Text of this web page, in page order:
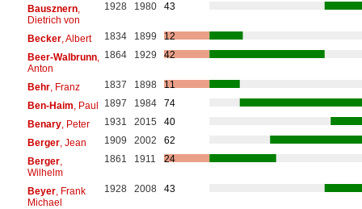
Bausznern,
Dietrich von
1928 1980 43
Becker, Albert 1834 1899
12
Beer-Walbrunn,
Anton
1864 1929 42
Behr, Franz 1837 1898
11
Ben-Haim , Paul 1897 1984
74
Benary, Peter 1931 2015
40
Berger, Jean 1909 2002
62
Berger,
Wilhelm
1861 1911 24
Beyer, Frank
Michael
1928 2008 43